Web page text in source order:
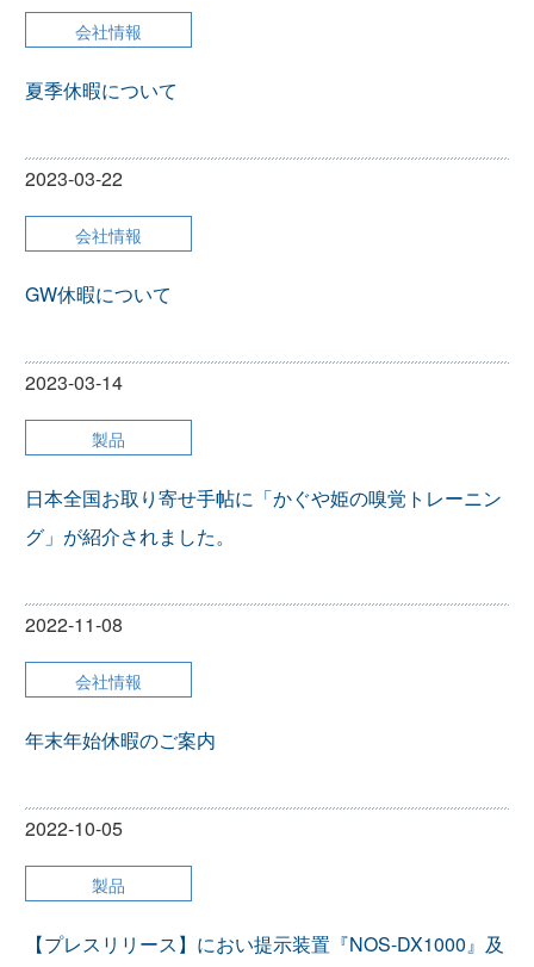
会社情報
夏季休暇について
2023-03-22
会社情報
GW休暇について
2023-03-14
製品
日本全国お取り寄せ手帖に「かぐや姫の嗅覚トレーニン
グ」が紹介されました。
2022-11-08
会社情報
年末年始休暇のご案内
2022-10-05
製品
【プレスリリース】におい提示装置『NOS-DX1000』及